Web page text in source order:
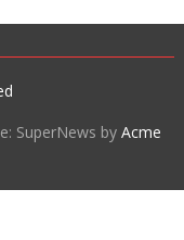
SuperNews byAcme